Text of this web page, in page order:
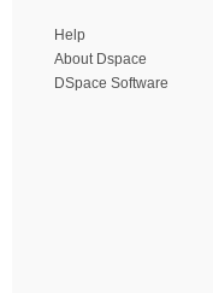
Help
About Dspace
DSpace Software